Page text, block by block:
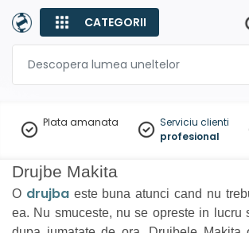
CATEGORII
Plata amanata
Serviciu clienti
profesional
Drujbe Makita
O drujbaeste buna atunci cand nu
ea. Nu smuceste, nu se opreste in lucru